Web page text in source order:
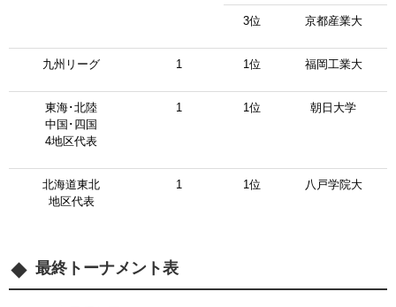
3位 京都産業大
九州リーグ 1 1位 福岡工業大
東海･北陸
中国･四国
4地区代表
1 1位 朝日大学
北海道東北
地区代表
1 1位 八戸学院大
最終トーナメント表